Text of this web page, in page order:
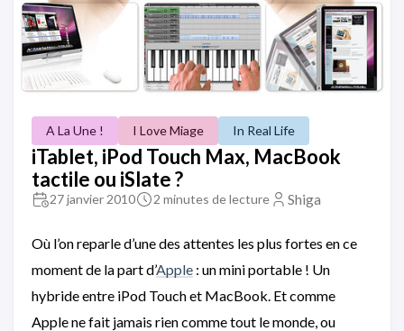
A La Une ! I Love Miage In Real Life
iTablet, iPod Touch Max, MacBook
tactile ou iSlate ?
27 janvier 2010 2 minutes de lecture Shiga
Où l’on reparle d’une des attentes les plus fortes en ce
moment de la part d’Apple : un mini portable ! Un
hybride entre iPod Touch et MacBook. Et comme
Apple ne fait jamais rien comme tout le monde, ou